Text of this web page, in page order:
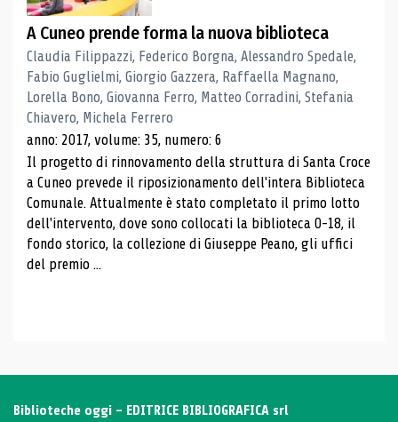
A Cuneo prende forma la nuova biblioteca
Claudia Filippazzi, Federico Borgna, Alessandro Spedale,
Fabio Guglielmi, Giorgio Gazzera, Raffaella Magnano,
Lorella Bono, Giovanna Ferro, Matteo Corradini, Stefania
Chiavero, Michela Ferrero
anno: 2017, volume: 35, numero: 6
Il progetto di rinnovamento della struttura di Santa Croce
a Cuneo prevede il riposizionamento dell'intera Biblioteca
Comunale. Attualmente è stato completato il primo lotto
dell'intervento, dove sono collocati la biblioteca 0-18, il
fondo storico, la collezione di Giuseppe Peano, gli uffici
del premio ...
Biblioteche oggi - EDITRICE BIBLIOGRAFICA srl